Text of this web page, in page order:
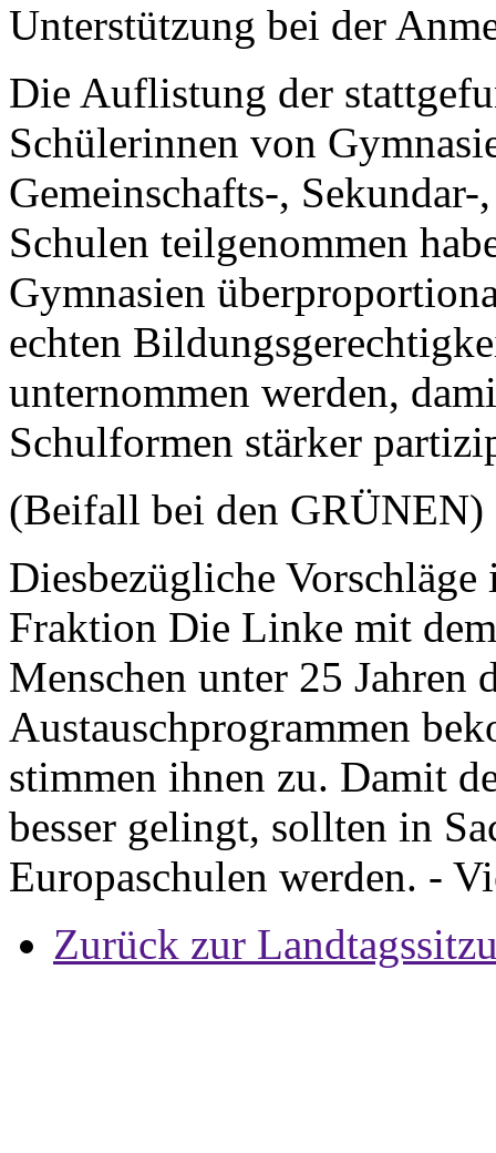
Unterstützung bei der
Die Auflistung der
Schülerinnen von
Gemeinschafts-,
Schulen teilgenommen
Gymnasien
echten
unternommen werden,
Schulformen stärker
(Beifall bei den GRÜNEN)
Diesbezügliche
Fraktion Die Linke mit
Menschen unter 25
Austauschprogrammen
stimmen ihnen zu. Damit
besser gelingt, sollten in
Europaschulen werden. -
Zurück zur